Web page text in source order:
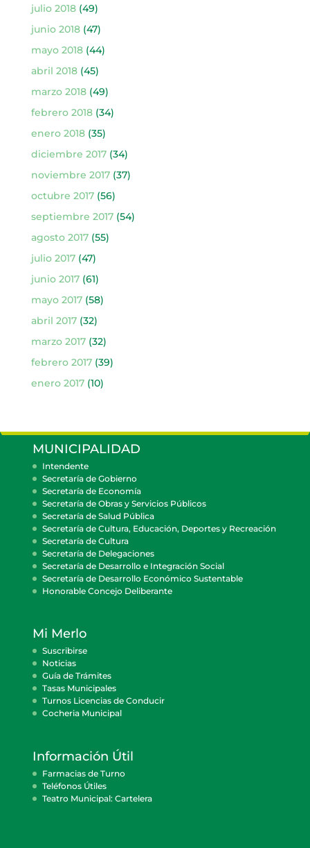
julio 2018(49)
junio 2018(47)
mayo 2018(44)
abril 2018(45)
marzo 2018(49)
febrero 2018(34)
enero 2018(35)
diciembre 2017(34)
noviembre 2017(37)
octubre 2017(56)
septiembre 2017(54)
agosto 2017(55)
julio 2017(47)
junio 2017(61)
mayo 2017(58)
abril 2017(32)
marzo 2017(32)
febrero 2017(39)
enero 2017(10)
MUNICIPALIDAD
Intendente
Secretaría de Gobierno
Secretaría de Economía
Secretaría de Obras y Servicios Públicos
Secretaría de Salud Pública
Secretaría de Cultura, Educación, Deportes y Recreación
Secretaría de Cultura
Secretaría de Delegaciones
Secretaría de Desarrollo e Integración Social
Secretaría de Desarrollo Económico Sustentable
Honorable Concejo Deliberante
Mi Merlo
Suscribirse
Noticias
Guía de Trámites
Tasas Municipales
Turnos Licencias de Conducir
Cocheria Municipal
Información Útil
Farmacias de Turno
Teléfonos Útiles
Teatro Municipal: Cartelera